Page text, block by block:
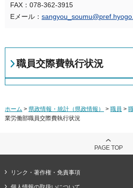
FAX：078-362-3915
Eメール：
職員交際費執行状況
ホーム > 県政情報・統計（県政情報） > 職員 >
業労働部職員交際費執行状況
PAGE TOP
リンク・著作権・免責事項